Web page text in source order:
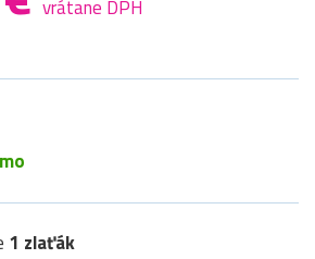
vrátane DPH
1 zlaťák